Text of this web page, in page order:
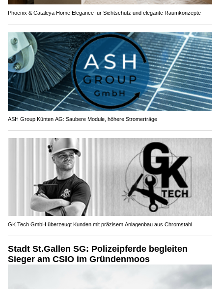
Phoenix & Cataleya Home Elegance für Sichtschutz und elegante Raumkonzepte
ASH Group Künten AG: Saubere Module, höhere Stromerträge
GK Tech GmbH überzeugt Kunden mit präzisem Anlagenbau aus Chromstahl
Stadt St.Gallen SG: Polizeipferde begleiten
Sieger am CSIO im Gründenmoos